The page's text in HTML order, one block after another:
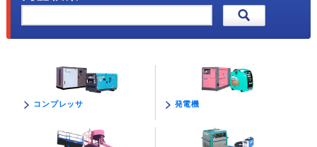
コンプレッサ 発電機